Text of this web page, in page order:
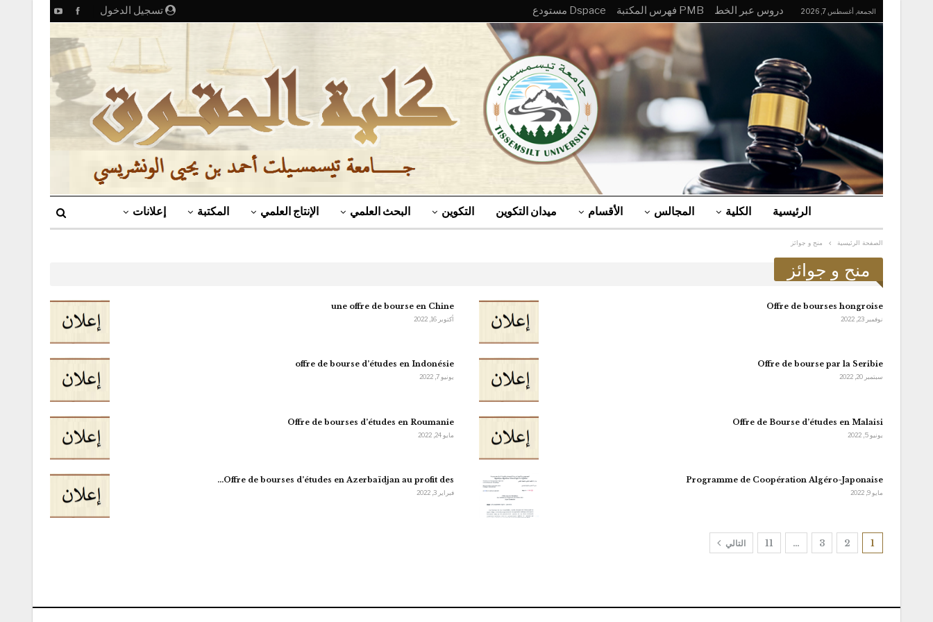
تسجيل الدخول الجمعة, أغسطس 7, 2026 دروس عبر الخط PMB فهرس المكتبة Dspace مستودع
الرئيسية الكلية المجالس الأقسام ميدان التكوين التكوين البحث العلمي الإنتاج العلمي المكتبة إعلانات
الصفحة الرئيسية منح و جوائز
منح و جوائز
Offre de bourses hongroise
نوفمبر 23, 2022
une offre de bourse en Chine
أكتوبر 16, 2022
Offre de bourse par la Seribie
سبتمبر 20, 2022
offre de bourse d’études en Indonésie
يونيو 7, 2022
Offre de Bourse d’études en Malaisi
يونيو 5, 2022
Offre de bourses d’études en Roumanie
مايو 24, 2022
Programme de Coopération Algéro-Japonaise
مايو 9, 2022
Offre de bourses d’études en Azerbaïdjan au profit des…
فبراير 3, 2022
1
2
3
…
11 التالي